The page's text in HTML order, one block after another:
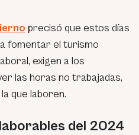
precisó que estos días
fomentar el turismo
exigen a los
las horas no trabajadas,
que laboren.
del 2024